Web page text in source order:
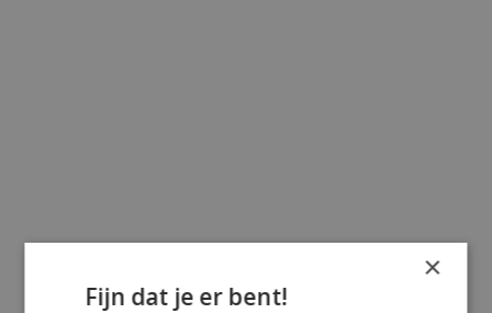
×
Fijn dat je er bent!